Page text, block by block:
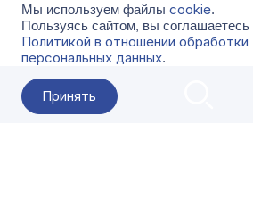
Мы используем файлы cookie.
Пользуясь сайтом, вы
Политикой в отношении обработки
персональных данных.
Принять